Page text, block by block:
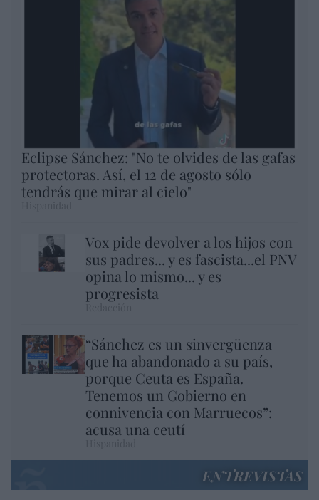
Eclipse Sánchez: "No te olvides de las gafas
protectoras. Así, el 12 de agosto sólo
tendrás que mirar al cielo"
Vox pide devolver a los hijos con
sus padres... y es fascista...el PNV
opina lo mismo... y es
progresista
“Sánchez es un sinvergüenza
que ha abandonado a su país,
porque Ceuta es España.
Tenemos un Gobierno en
connivencia con Marruecos”:
acusa una ceutí
ENTREVISTAS